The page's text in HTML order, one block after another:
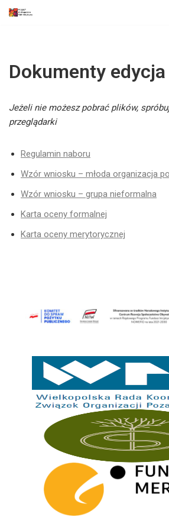
Dokumenty
Jeżeli nie możesz pobrać plików,
przeglądarki
Regulamin naboru
Wzór wniosku – młoda organizacja
Wzór wniosku – grupa nieformalna
Karta oceny formalnej
Karta oceny merytorycznej